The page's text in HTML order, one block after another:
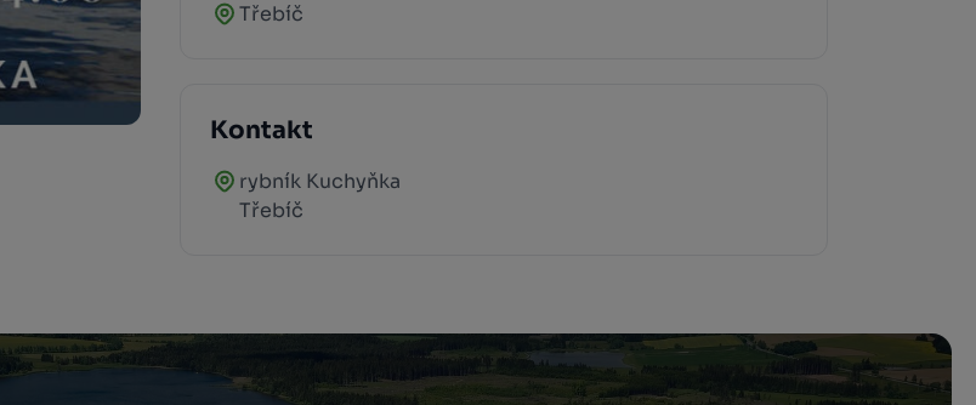
Třebíč
Kontakt
rybník Kuchyňka
Třebíč